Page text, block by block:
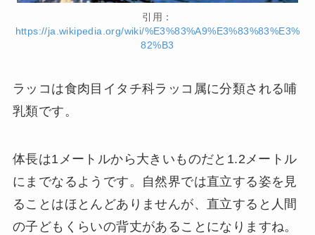
引用：
https://ja.wikipedia.org/wiki/%E3%83%A9%E3%83%83%E3%
82%B3
ラッコは食肉目イタチ科ラッコ属に分類される哺
乳類です。
体長は1メートルから大きいものだと1.2メートル
にまでなるようです。自然界では直立する姿を見
ることはほとんどありませんが、直立すると人間
の子どもくらいの背丈があることになりますね。